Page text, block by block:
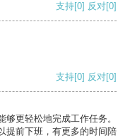
支持[0] 反对[0]
支持[0] 反对[0]
更轻松地完成工作任务。
提前下班，有更多的时间陪